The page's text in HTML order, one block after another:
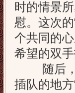
时的情景
慰。这次
个共同的
希望的双
随后，
插队的地